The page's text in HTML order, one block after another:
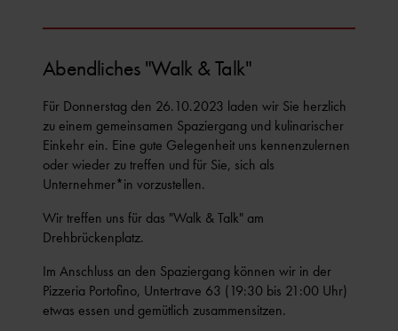
Abendliches "Walk & Talk"
Für Donnerstag den 26.10.2023 laden wir Sie herzlich
zu einem gemeinsamen Spaziergang und kulinarischer
Einkehr ein. Eine gute Gelegenheit uns kennenzulernen
oder wieder zu treffen und für Sie, sich als
Unternehmer*in vorzustellen.
Wir treffen uns für das "Walk & Talk" am
Drehbrückenplatz.
Im Anschluss an den Spaziergang können wir in der
Pizzeria Portofino, Untertrave 63 (19:30 bis 21:00 Uhr)
etwas essen und gemütlich zusammensitzen.